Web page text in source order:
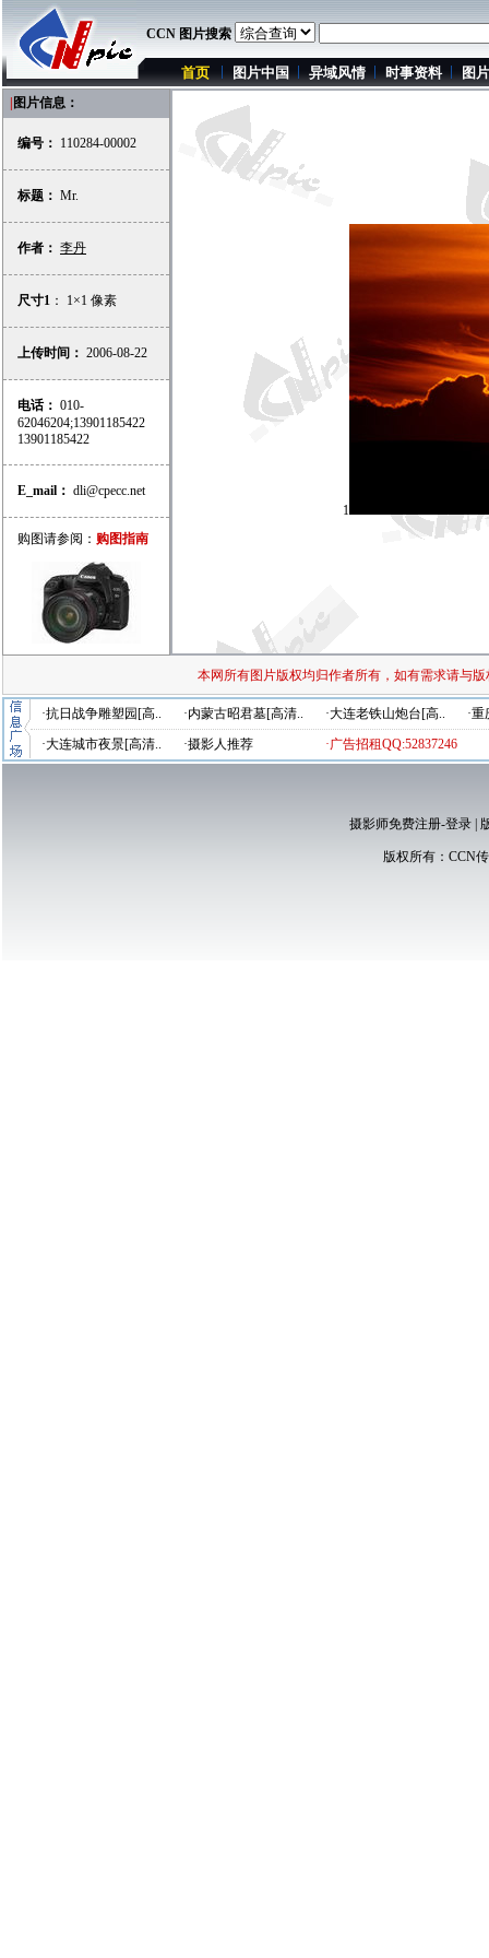
CCN 图片搜索
首页 图片中国 异域风情 时事资料 图
图片信息：
编号： 110284-00002
标题： Mr.
作者： 李丹
尺寸1 ： 1×1 像素
上传时间： 2006-08-22
电话： 010-
62046204;13901185422
13901185422
E_mail： dli@cpecc.net
购图请参阅： 购图指南
1
本网所有图片版权均归作者所有，如有需求请与
·抗日战争雕塑园[高.. ·内蒙古昭君墓[高清.. ·大连老铁山炮台[高..
·
·大连城市夜景[高清..
·摄影人推荐 ·广告招租QQ:52837246
摄影师免费注册-登录|
版权所有： CCN